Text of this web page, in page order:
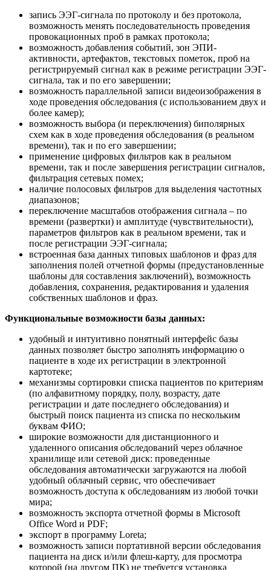
запись ЭЭГ-сигнала по протоколу и без протокола,
возможность менять последовательность проведения
провокационных проб в рамках протокола;
возможность добавления событий, зон ЭПИ-
активности, артефактов, текстовых пометок, проб на
регистрируемый сигнал как в режиме регистрации ЭЭГ-
сигнала, так и по его завершении;
возможность параллельной записи видеоизображения в
ходе проведения обследования (с использованием двух и
более камер);
возможность выбора (и переключения) биполярных
схем как в ходе проведения обследования (в реальном
времени), так и по его завершении;
применение цифровых фильтров как в реальном
времени, так и после завершения регистрации сигналов,
фильтрация сетевых помех;
наличие полосовых фильтров для выделения частотных
диапазонов;
переключение масштабов отображения сигнала – по
времени (развертки) и амплитуде (чувствительности),
параметров фильтров как в реальном времени, так и
после регистрации ЭЭГ-сигнала;
встроенная база данных типовых шаблонов и фраз для
заполнения полей отчетной формы (предустановленные
шаблоны для составления заключений), возможность
добавления, сохранения, редактирования и удаления
собственных шаблонов и фраз.
Функциональные возможности базы данных:
удобный и интуитивно понятный интерфейс базы
данных позволяет быстро заполнять информацию о
пациенте в ходе их регистрации в электронной
картотеке;
механизмы сортировки списка пациентов по критериям
(по алфавитному порядку, полу, возрасту, дате
регистрации и дате последнего обследования) и
быстрый поиск пациента из списка по нескольким
буквам ФИО;
широкие возможности для дистанционного и
удаленного описания обследований через облачное
хранилище или сетевой диск: проведенные
обследования автоматически загружаются на любой
удобный облачный сервис, что обеспечивает
возможность доступа к обследованиям из любой точки
мира;
возможность экспорта отчетной формы в Microsoft
Office Word и PDF;
экспорт в программу Loreta;
возможность записи портативной версии обследования
пациента на диск и/или флеш-карту, для просмотра
которой (на другом ПК) не требуется установка